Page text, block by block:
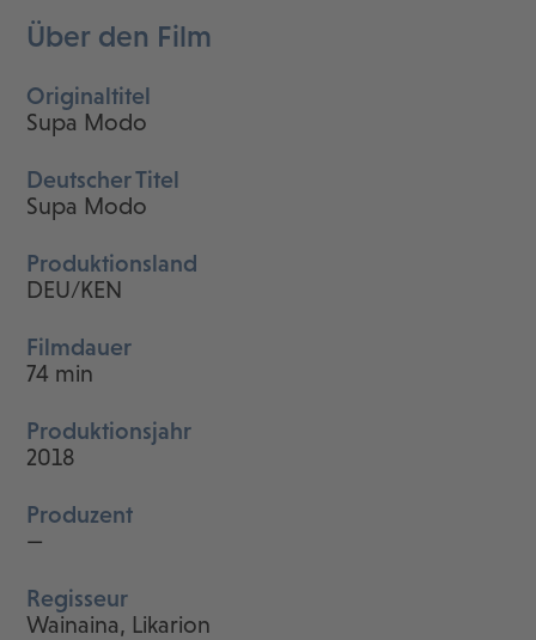
Über den Film
Originaltitel
Supa Modo
Deutscher Titel
Supa Modo
Produktionsland
DEU/KEN
Filmdauer
74 min
Produktionsjahr
2018
Produzent
—
Regisseur
Wainaina, Likarion